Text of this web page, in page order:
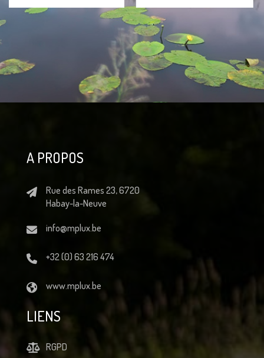
A PROPOS
Rue des Rames 23, 6720
Habay-la-Neuve
info@mplux.be
+32 (0) 63 216 474
www.mplux.be
LIENS
RGPD